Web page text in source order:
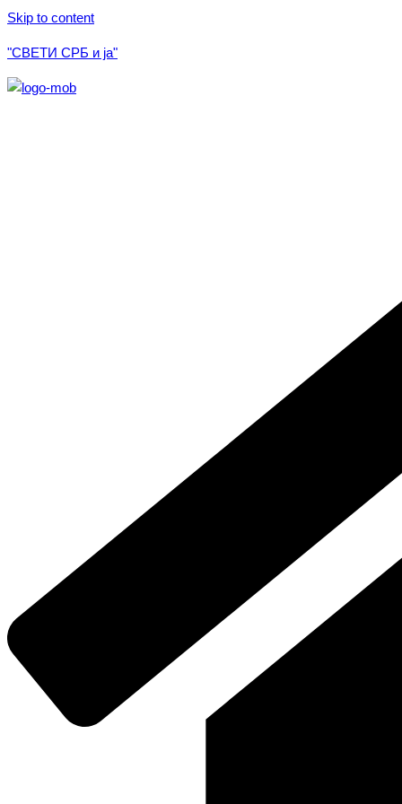
Skip to content
"СВЕТИ СРБ и ја"